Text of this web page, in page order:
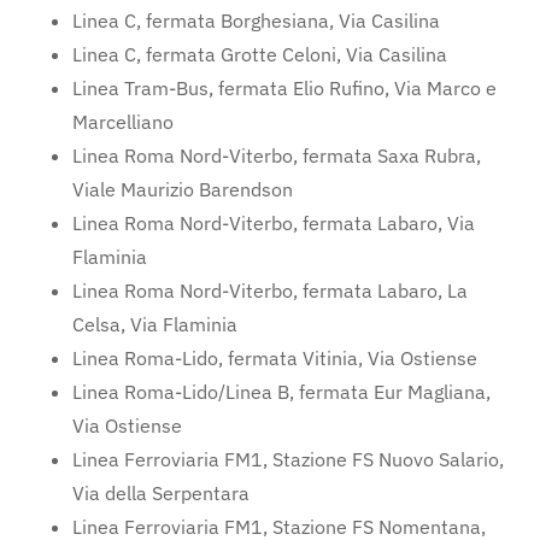
Linea C, fermata Borghesiana, Via Casilina
Linea C, fermata Grotte Celoni, Via Casilina
Linea Tram-Bus, fermata Elio Rufino, Via Marco e
Marcelliano
Linea Roma Nord-Viterbo, fermata Saxa Rubra,
Viale Maurizio Barendson
Linea Roma Nord-Viterbo, fermata Labaro, Via
Flaminia
Linea Roma Nord-Viterbo, fermata Labaro, La
Celsa, Via Flaminia
Linea Roma-Lido, fermata Vitinia, Via Ostiense
Linea Roma-Lido/Linea B, fermata Eur Magliana,
Via Ostiense
Linea Ferroviaria FM1, Stazione FS Nuovo Salario,
Via della Serpentara
Linea Ferroviaria FM1, Stazione FS Nomentana,